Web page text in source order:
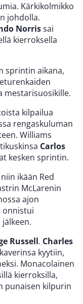
Kärkikolmikko
johdolla.
Norrissai
kierroksella
sprintin aikana,
mestarisuosikille.
kilpailua
rengaskuluman
Williams
Carlos
kesken sprintin.
ikään Red
McLarenin
ajon
onnistui
Russell. Charles
kyytiin,
Monacolainen
kierroksilla,
punaisen kilpurin